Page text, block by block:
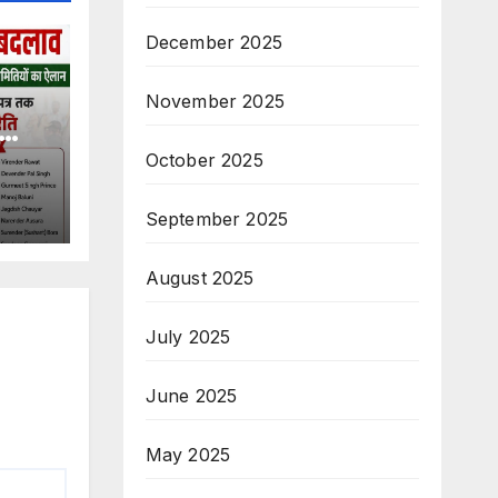
का
December 2025
November 2025
October 2025
September 2025
August 2025
July 2025
June 2025
May 2025